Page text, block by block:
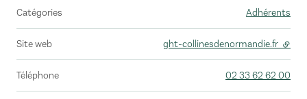
Catégories Adhérents
Site web ght-collinesdenormandie.fr - lien
Téléphone 02 33 62 62 00